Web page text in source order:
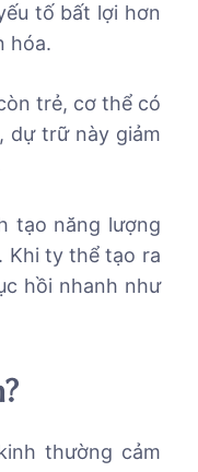
tố bất lợi hơn
hóa.
trẻ, cơ thể có
dự trữ này giảm
tạo năng lượng
Khi ty thể tạo ra
hồi nhanh như
thường cảm